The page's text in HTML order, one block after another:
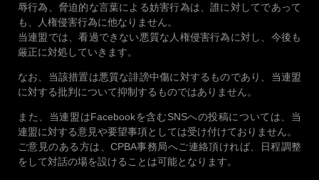
辱行為、脅迫的な言葉による妨害行為は、誰に対してであって
も、人権侵害行為に他なりません。
当連盟では、看過できない悪質な人権侵害行為に対し、今後も
厳正に対処していきます。
なお、当該措置は悪質な誹謗中傷に対するものであり、当連盟
に対する批判について抑制するものではありません。
また、当連盟はFacebookを含むSNSへの投稿については、当
連盟に対する意見や要望事項としては受け付けておりません。
ご意見のある方は、CPBA事務局へご連絡頂ければ、日程調整
をして対話の場を設けることは可能となります。